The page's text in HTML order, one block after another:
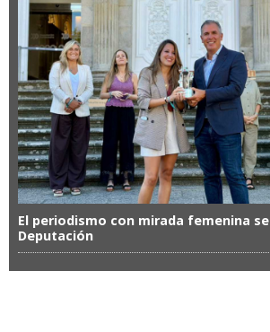
El periodismo con mirada femenina
Deputación